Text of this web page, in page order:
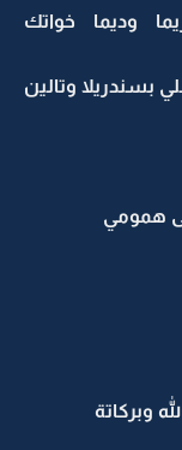
وديما خواتك
بسندريلا وتالين
همومي
وبركاتة